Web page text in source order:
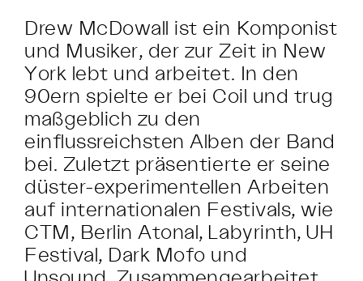
Drew McDowall ist ein Komponist
und Musiker, der zur Zeit in New
York lebt und arbeitet. In den
90ern spielte er bei Coil und trug
maßgeblich zu den
einflussreichsten Alben der Band
bei. Zuletzt präsentierte er seine
düster-experimentellen Arbeiten
auf internationalen Festivals, wie
CTM, Berlin Atonal, Labyrinth, UH
Festival, Dark Mofo und